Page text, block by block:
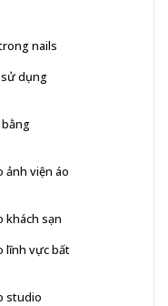
nails
sử dụng
ảnh viện áo
khách sạn
lĩnh vực bất
studio